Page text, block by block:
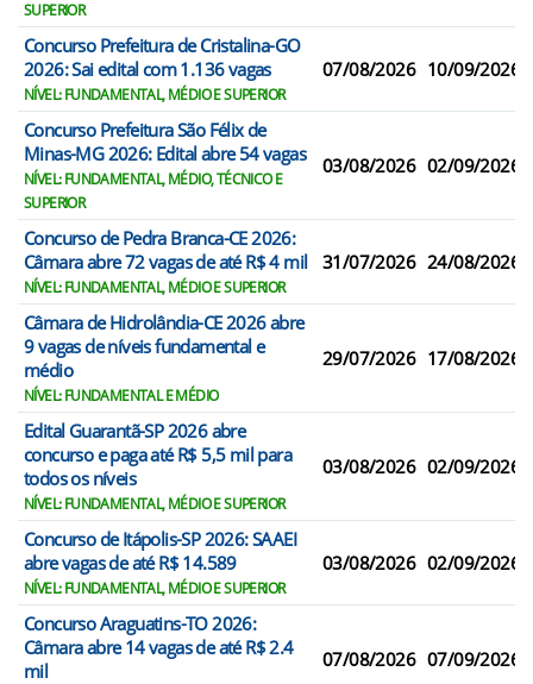
SUPERIOR
Concurso Prefeitura de Cristalina-GO
2026: Sai edital com 1.136 vagas
NÍVEL: FUNDAMENTAL, MÉDIO E SUPERIOR
07/08/2026 10/09/2026
Concurso Prefeitura São Félix de
Minas-MG 2026: Edital abre 54 vagas
NÍVEL: FUNDAMENTAL, MÉDIO, TÉCNICO E
SUPERIOR
03/08/2026 02/09/2026
Concurso de Pedra Branca-CE 2026:
Câmara abre 72 vagas de até R$ 4 mil
NÍVEL: FUNDAMENTAL, MÉDIO E SUPERIOR
31/07/2026 24/08/2026
Câmara de Hidrolândia-CE 2026 abre
9 vagas de níveis fundamental e
médio
NÍVEL: FUNDAMENTAL E MÉDIO
29/07/2026 17/08/2026
Edital Guarantã-SP 2026 abre
concurso e paga até R$ 5,5 mil para
todos os níveis
NÍVEL: FUNDAMENTAL, MÉDIO E SUPERIOR
03/08/2026 02/09/2026
Concurso de Itápolis-SP 2026: SAAEI
abre vagas de até R$ 14.589
NÍVEL: FUNDAMENTAL, MÉDIO E SUPERIOR
03/08/2026 02/09/2026
Concurso Araguatins-TO 2026:
Câmara abre 14 vagas de até R$ 2.4
mil
07/08/2026 07/09/2026